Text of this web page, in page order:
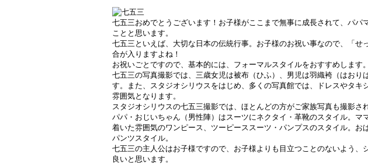
七五三おめでとうございます！お子様がここまで無事に成長されて、パパ
ことと思います。
七五三といえば、大切な日本の伝統行事。お子様のお祝い事なので、「せ
合が入りますよね！
お祝いごとですので、基本的には、フォーマルスタイルをおすすめします。
七五三の写真撮影では、三歳女児は被布（ひふ）、男児は羽織袴（はおり
す。また、スタジオシリウスをはじめ、多くの写真館では、ドレスやタキ
雰囲気となります。
スタジオシリウスの七五三撮影では、ほとんどの方がご家族写真も撮影さ
パパ・おじいちゃん（男性陣）はスーツにネクタイ・革靴のスタイル。マ
着いた雰囲気のワンピース、ツーピーススーツ・パンプスのスタイル。お
パンツスタイル。
七五三の主人公はお子様ですので、お子様よりも目立つことのないよう、
良いと思います。